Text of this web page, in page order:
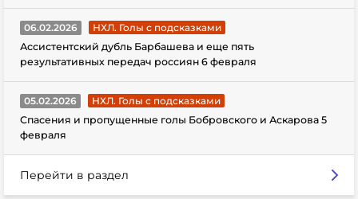
06.02.2026
НХЛ. Голы с подсказками
Ассистентский дубль Барбашева и еще пять
результативных передач россиян 6 февраля
05.02.2026
НХЛ. Голы с подсказками
Спасения и пропущенные голы Бобровского и Аскарова 5
февраля
Перейти в раздел